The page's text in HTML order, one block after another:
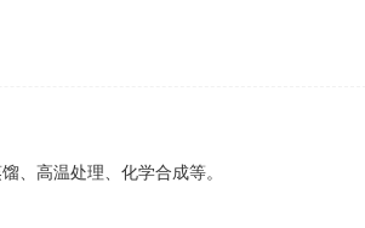
、高温处理、化学合成等。